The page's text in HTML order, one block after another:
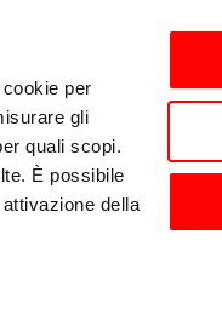
per
gli
quali scopi.
È possibile
della
nl-NL
Wassen en
sanitisatie